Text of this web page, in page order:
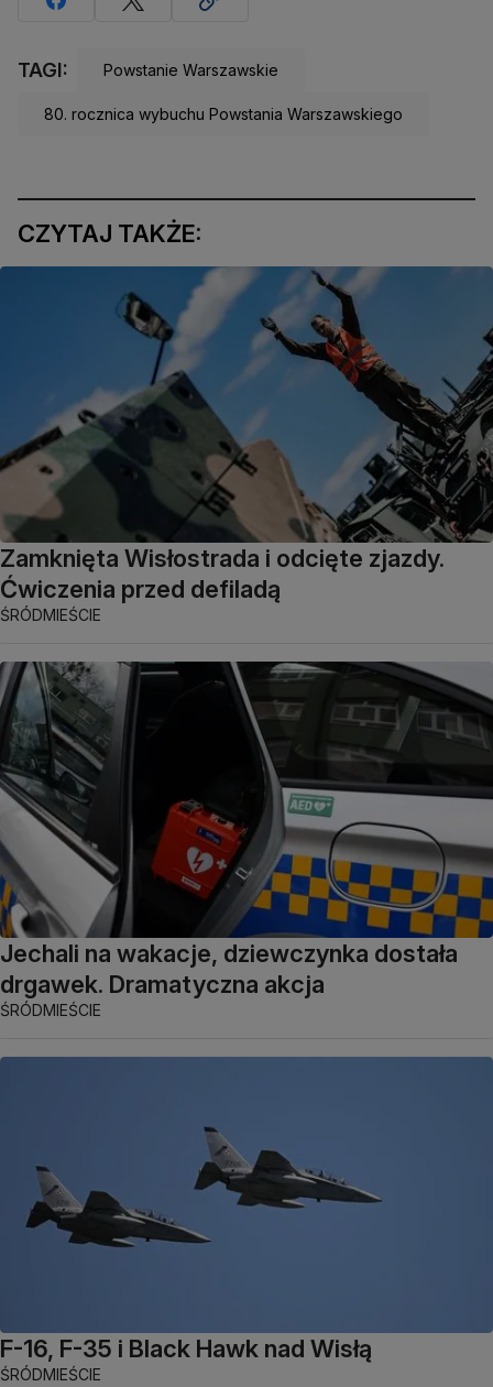
TAGI: Powstanie Warszawskie
80. rocznica wybuchu Powstania Warszawskiego
CZYTAJ TAKŻE:
Zamknięta Wisłostrada i odcięte zjazdy.
Ćwiczenia przed defiladą
ŚRÓDMIEŚCIE
Jechali na wakacje, dziewczynka dostała
drgawek. Dramatyczna akcja
ŚRÓDMIEŚCIE
F-16, F-35 i Black Hawk nad Wisłą
ŚRÓDMIEŚCIE